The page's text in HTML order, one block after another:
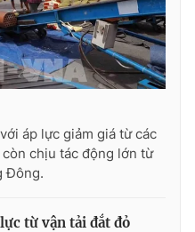
áp lực giảm giá từ các
chịu tác động lớn từ
Đông.
từ vận tải đắt đỏ